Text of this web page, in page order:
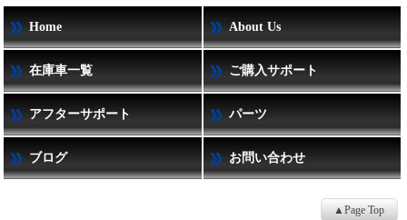
Home About Us
在庫車一覧 ご購入サポート
アフターサポート パーツ
ブログ お問い合わせ
▲Page Top